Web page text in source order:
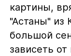
картины,
"Астаны" из
большой
зависеть